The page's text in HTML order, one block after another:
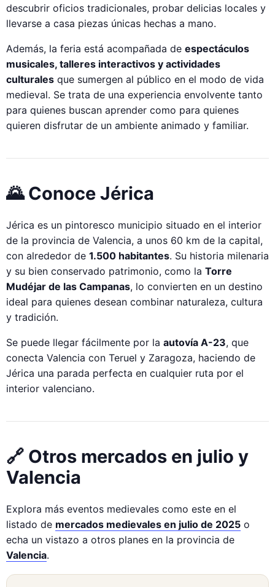
descubrir oficios tradicionales, probar delicias locales y
llevarse a casa piezas únicas hechas a mano.
Además, la feria está acompañada de espectáculos
musicales, talleres interactivos y actividades
culturales que sumergen al público en el modo de vida
medieval. Se trata de una experiencia envolvente tanto
para quienes buscan aprender como para quienes
quieren disfrutar de un ambiente animado y familiar.
🌄 Conoce Jérica
Jérica es un pintoresco municipio situado en el interior
de la provincia de Valencia, a unos 60 km de la capital,
con alrededor de 1.500 habitantes. Su historia milenaria
y su bien conservado patrimonio, como la Torre
Mudéjar de las Campanas, lo convierten en un destino
ideal para quienes desean combinar naturaleza, cultura
y tradición.
Se puede llegar fácilmente por la autovía A-23, que
conecta Valencia con Teruel y Zaragoza, haciendo de
Jérica una parada perfecta en cualquier ruta por el
interior valenciano.
🔗 Otros mercados en julio y
Valencia
Explora más eventos medievales como este en el
listado de mercados medievales en julio de 2025 o
echa un vistazo a otros planes en la provincia de
Valencia.